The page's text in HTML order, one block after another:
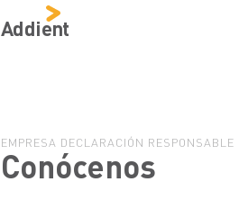
Addient
EMPRESA DECLARACIÓN RESPONSABLE
Conócenos